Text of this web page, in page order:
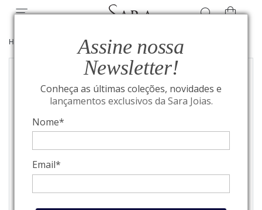
Assine nossa
Newsletter!
Conheça as últimas coleções, novidades e
lançamentos exclusivos da Sara Joias.
Nome*
Email*
HOME BEST SELLERS